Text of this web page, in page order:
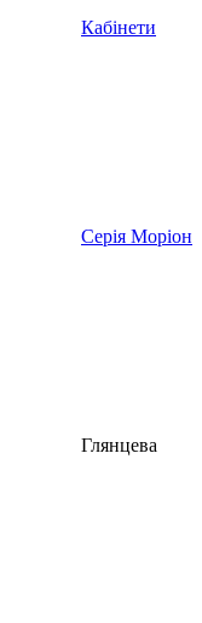
Кабінети
Серія Моріон
Глянцева